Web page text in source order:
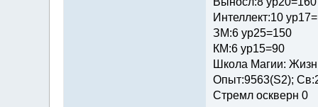
Интеллект:10
ЗМ:6 ур25=150
КМ:6 ур15=90
Школа Магии:
Опыт:9563(S2);
Стремл оскверн 0